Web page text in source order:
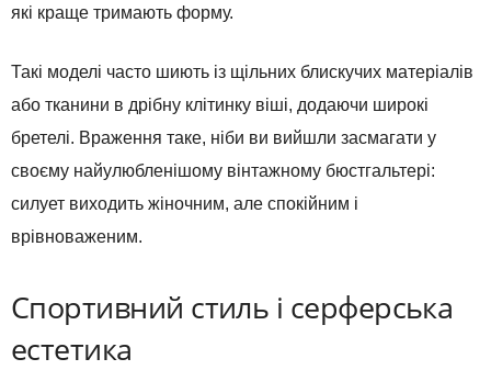
які краще тримають форму.
Такі моделі часто шиють із щільних блискучих матеріалів
або тканини в дрібну клітинку віші, додаючи широкі
бретелі. Враження таке, ніби ви вийшли засмагати у
своєму найулюбленішому вінтажному бюстгальтері:
силует виходить жіночним, але спокійним і
врівноваженим.
Спортивний стиль і серферська
естетика